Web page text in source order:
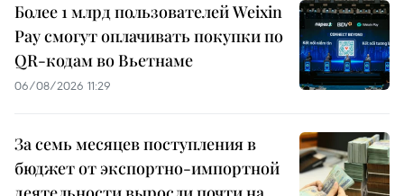
Более 1 млрд пользователей Weixin
Pay смогут оплачивать покупки по
QR-кодам во Вьетнаме
06/08/2026 11:29
За семь месяцев поступления в
бюджет от экспортно-импортной